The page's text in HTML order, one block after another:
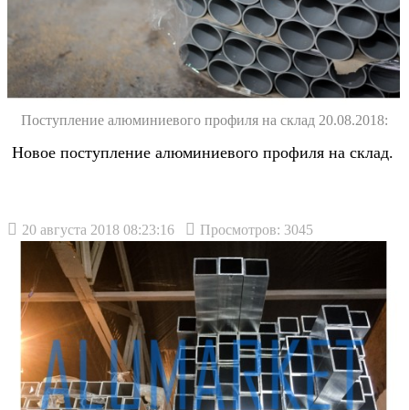
Поступление алюминиевого профиля на склад 20.08.2018:
Новое поступление алюминиевого профиля на склад.
20 августа 2018 08:23:16 Просмотров: 3045